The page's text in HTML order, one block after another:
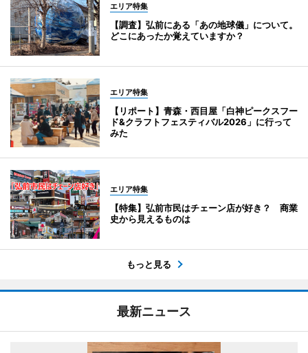
エリア特集
【調査】弘前にある「あの地球儀」について。
どこにあったか覚えていますか？
エリア特集
【リポート】青森・西目屋「白神ピークスフー
ド&クラフトフェスティバル2026」に行って
みた
エリア特集
【特集】弘前市民はチェーン店が好き？ 商業
史から見えるものは
もっと見る
最新ニュース